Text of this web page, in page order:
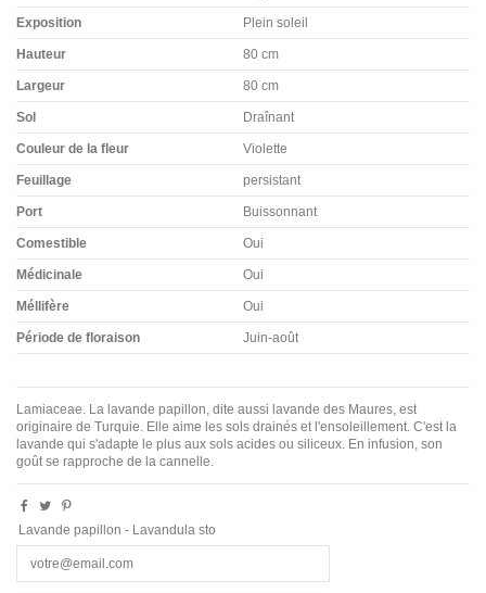
Exposition Plein soleil
Hauteur 80 cm
Largeur 80 cm
Sol Draînant
Couleur de la fleur Violette
Feuillage persistant
Port Buissonnant
Comestible Oui
Médicinale Oui
Méllifère Oui
Période de floraison Juin-août
Lamiaceae. La lavande papillon, dite aussi lavande des Maures, est
originaire de Turquie. Elle aime les sols drainés et l'ensoleillement. C'est la
lavande qui s'adapte le plus aux sols acides ou siliceux. En infusion, son
goût se rapproche de la cannelle.
Lavande papillon - Lavandula sto